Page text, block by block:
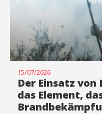
15/07/2026
Der Einsatz
das Element,